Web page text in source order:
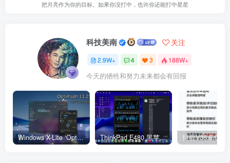
把月亮作为你的目标。如果你没打中，也许你还能打中星星
科技美南 关注
2.9W+ 4 3 188W+
今天的牺牲和努力未来都会有回报
Windows X-Lite ‘Optimum 11’ 25H2 Pro v2 ThinkPad E480 黑苹果完美Tahoe的EFI分享（2026.03.01更新） 抖音V36.5.0 内